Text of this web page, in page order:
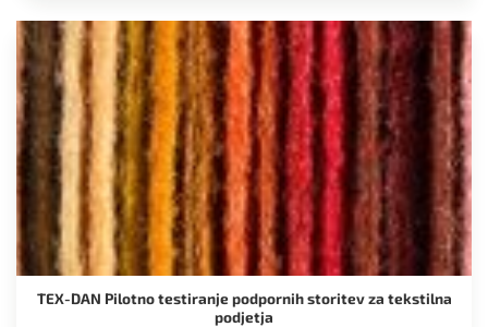
TEX-DAN Pilotno testiranje podpornih storitev za tekstilna
podjetja